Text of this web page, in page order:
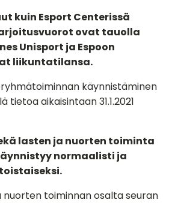
kuin Esport Centerissä
ovat tauolla
Unisport ja Espoon
liikuntatilansa.
käynnistäminen
aikaisintaan 31.1.2021
lasten ja nuorten toiminta
normaalisti ja
nuorten toiminnan osalta seuran